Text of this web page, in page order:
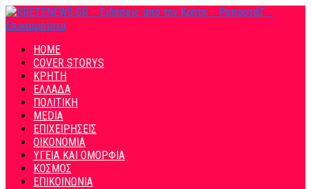
HOME
COVER STORYS
ΚΡΗΤΗ
ΕΛΛΑΔΑ
ΠΟΛΙΤΙΚΗ
MEDIA
ΕΠΙΧΕΙΡΗΣΕΙΣ
ΟΙΚΟΝΟΜΙΑ
ΥΓΕΙΑ ΚΑΙ ΟΜΟΡΦΙΑ
ΚΟΣΜΟΣ
ΕΠΙΚΟΙΝΩΝΙΑ